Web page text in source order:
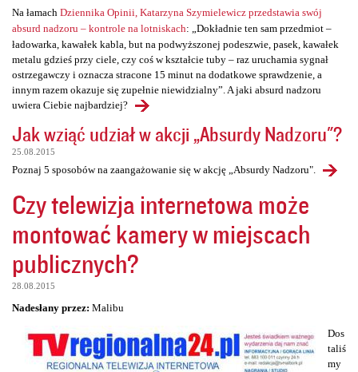
Na łamach Dziennika Opinii, Katarzyna Szymielewicz przedstawia swój
absurd nadzoru – kontrole na lotniskach: „Dokładnie ten sam przedmiot –
ładowarka, kawałek kabla, but na podwyższonej podeszwie, pasek, kawałek
metalu gdzieś przy ciele, czy coś w kształcie tuby – raz uruchamia sygnał
ostrzegawczy i oznacza stracone 15 minut na dodatkowe sprawdzenie, a
innym razem okazuje się zupełnie niewidzialny”. A jaki absurd nadzoru
uwiera Ciebie najbardziej?
Jak wziąć udział w akcji „Absurdy Nadzoru"?
25.08.2015
Poznaj 5 sposobów na zaangażowanie się w akcję „Absurdy Nadzoru".
Czy telewizja internetowa może
montować kamery w miejscach
publicznych?
28.08.2015
Nadesłany przez: Malibu
Dos
taliś
my